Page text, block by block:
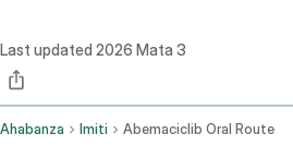
Last updated 2026 Mata 3
Ahabanza Imiti Abemaciclib Oral Route